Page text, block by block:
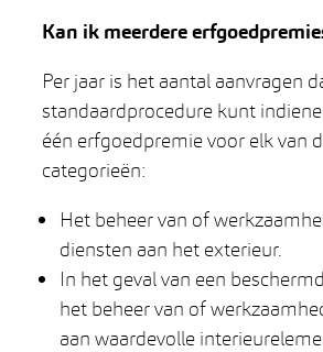
Kan ik meerdere
Per jaar is het aantal aanvragen
standaardprocedure kunt
één erfgoedpremie voor elk van
categorieën:
Het beheer van of
diensten aan het exterieur.
In het geval van een
het beheer van of
aan waardevolle